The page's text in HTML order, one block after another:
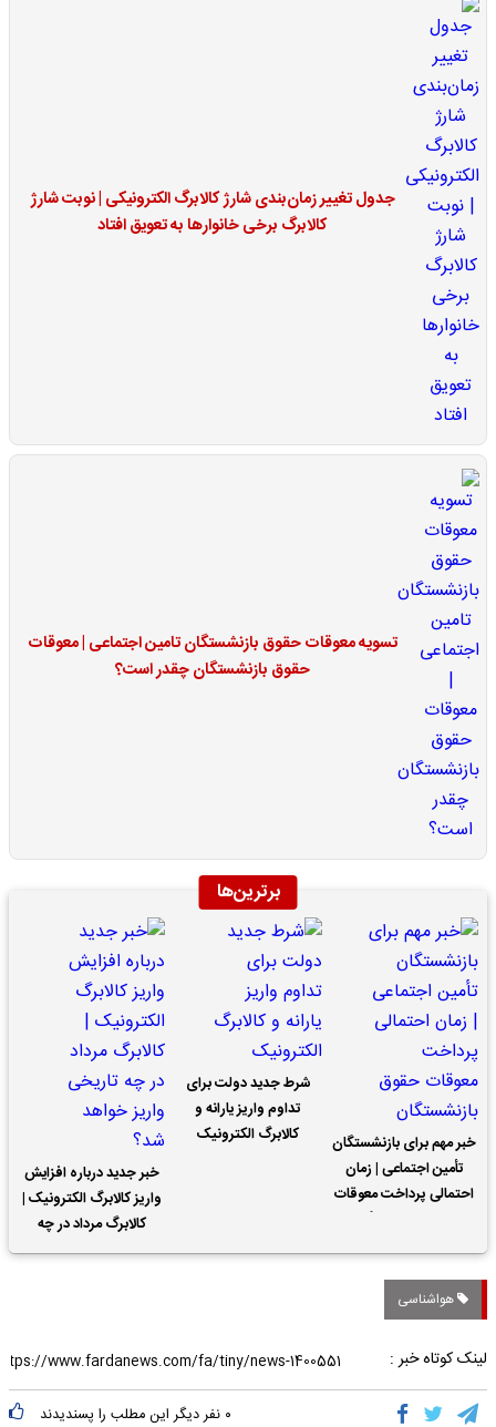
جدول تغییر زمان‌بندی شارژ کالابرگ الکترونیکی | نوبت شارژ
کالابرگ برخی خانوارها به تعویق افتاد
تسویه معوقات حقوق بازنشستگان تامین اجتماعی | معوقات
حقوق بازنشستگان چقدر است؟
برترین‌ها
خبر مهم برای بازنشستگان
تأمین اجتماعی | زمان
احتمالی پرداخت معوقات
شرط جدید دولت برای
تداوم واریز یارانه و
کالابرگ الکترونیک
خبر جدید درباره افزایش
واریز کالابرگ الکترونیک |
کالابرگ مرداد در چه
تاریخی واریز خواهد شد؟
هواشناسی
لینک کوتاه خبر :
۰ نفر دیگر این مطلب را پسندیدند